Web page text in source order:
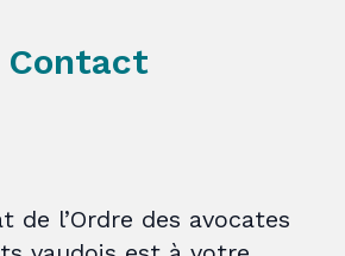
Contact
de l’Ordre des avocates